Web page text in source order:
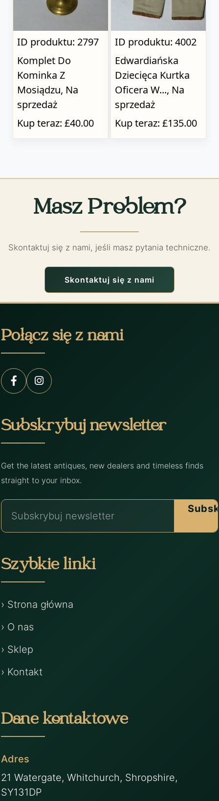
ID produktu: 2797
Komplet Do
Kominka Z
Mosiądzu, Na
sprzedaż
Kup teraz: £40.00
ID produktu: 4002
Edwardiańska
Dziecięca Kurtka
Oficera W..., Na
sprzedaż
Kup teraz: £135.00
Masz Problem?
Skontaktuj się z nami, jeśli masz pytania techniczne.
Skontaktuj się z nami
Połącz się z nami
Subskrybuj newsletter
Get the latest antiques, new dealers and timeless finds
straight to your inbox.
Szybkie linki
› Strona główna
› O nas
› Sklep
› Kontakt
Dane kontaktowe
Adres
21 Watergate, Whitchurch, Shropshire,
SY131DP